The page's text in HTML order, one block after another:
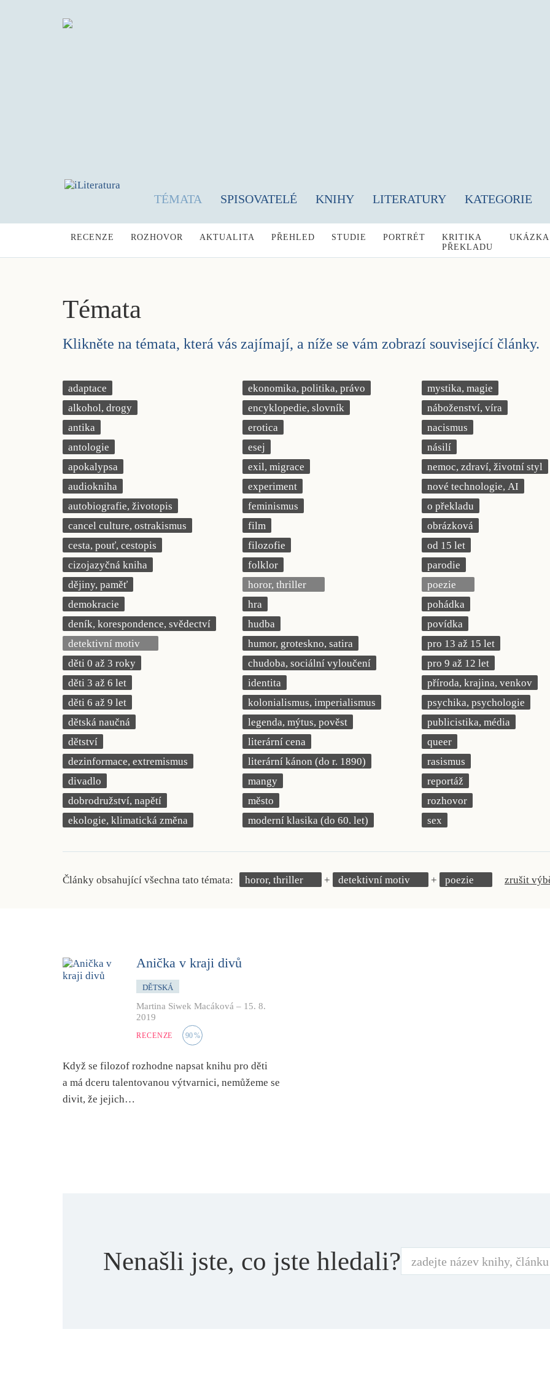
TÉMATA SPISOVATELÉ KNIHY LITERATURY KATEGORIE
RECENZE ROZHOVOR AKTUALITA PŘEHLED STUDIE PORTRÉT
KRITIKA
PŘEKLADU
UKÁZKA
Témata
Klikněte na témata, která vás zajímají, a níže se vám zobrazí související články.
adaptace
alkohol, drogy
antika
antologie
apokalypsa
audiokniha
autobiografie, životopis
cancel culture, ostrakismus
cesta, pouť, cestopis
cizojazyčná kniha
dějiny, paměť
demokracie
deník, korespondence, svědectví
detektivní motiv
děti 0 až 3 roky
děti 3 až 6 let
děti 6 až 9 let
dětská naučná
dětství
dezinformace, extremismus
divadlo
dobrodružství, napětí
ekologie, klimatická změna
ekonomika, politika, právo
encyklopedie, slovník
erotica
esej
exil, migrace
experiment
feminismus
film
filozofie
folklor
horor, thriller
hra
hudba
humor, groteskno, satira
chudoba, sociální vyloučení
identita
kolonialismus, imperialismus
legenda, mýtus, pověst
literární cena
literární kánon (do r. 1890)
mangy
město
moderní klasika (do 60. let)
mystika, magie
náboženství, víra
nacismus
násilí
nemoc, zdraví, životní styl
nové technologie, AI
o překladu
obrázková
od 15 let
parodie
poezie
pohádka
povídka
pro 13 až 15 let
pro 9 až 12 let
příroda, krajina, venkov
psychika, psychologie
publicistika, média
queer
rasismus
reportáž
rozhovor
sex
Články obsahující všechna tato témata: horor, thriller detektivní motiv poezie zrušit
Anička v kraji divů
DĚTSKÁ
Martina Siwek Macáková – 15. 8.
2019
RECENZE 90%
Když se filozof rozhodne napsat knihu pro děti
a má dceru talentovanou výtvarnici, nemůžeme se
divit, že jejich…
Nenašli jste, co jste hledali?